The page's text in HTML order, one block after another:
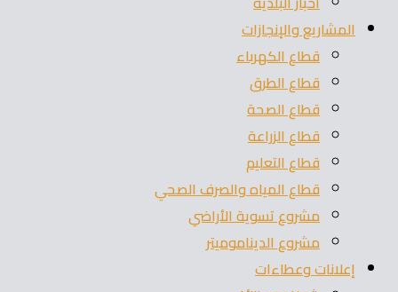
المشاريع والإنجازات
قطاع الكهرباء
قطاع الطرق
قطاع الصحة
قطاع الزراعة
قطاع التعليم
قطاع المياه والصرف الصحي
مشروع تسوية الأراضي
مشروع الديناموميتر
إعلانات وعطاءات